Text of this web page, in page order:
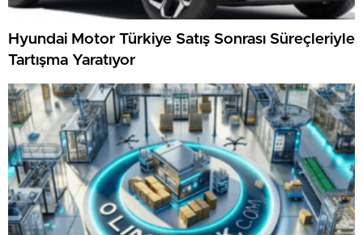
Hyundai Motor Türkiye Satış Sonrası Süreçleriyle
Tartışma Yaratıyor